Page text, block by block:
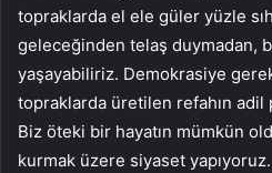
topraklarda el ele güler yüzle
geleceğinden telaş duymadan,
yaşayabiliriz. Demokrasiye
topraklarda üretilen refahın adil
Biz öteki bir hayatın mümkün
kurmak üzere siyaset